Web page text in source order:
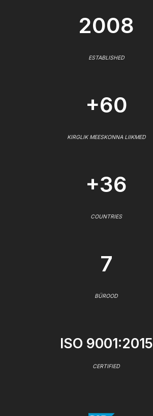
2008
ESTABLISHED
+60
KIRGLIK MEESKONNA LIIKMED
+36
COUNTRIES
7
BÜROOD
ISO 9001:2015
CERTIFIED